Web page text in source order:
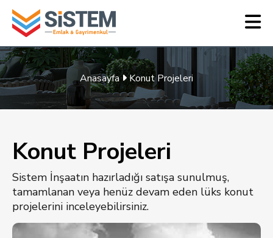
Anasayfa Konut Projeleri
Konut Projeleri
Sistem İnşaatın hazırladığı satışa sunulmuş,
tamamlanan veya henüz devam eden lüks konut
projelerini inceleyebilirsiniz.